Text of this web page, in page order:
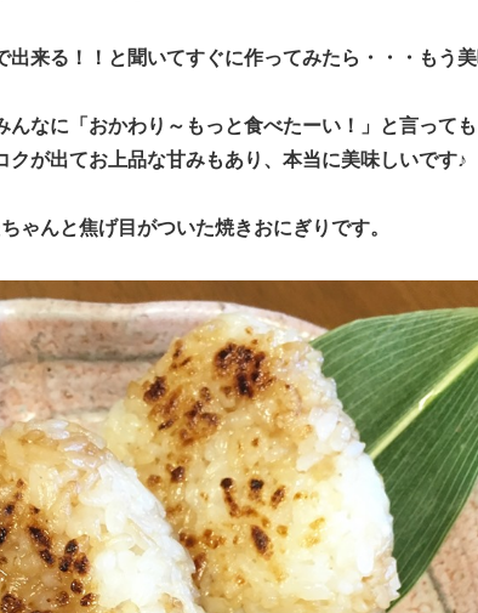
出来る！！と聞いてすぐに作ってみたら・・・もう
んなに「おかわり～もっと食べたーい！」と言っても
クが出てお上品な甘みもあり、本当に美味しいです♪
ゃんと焦げ目がついた焼きおにぎりです。